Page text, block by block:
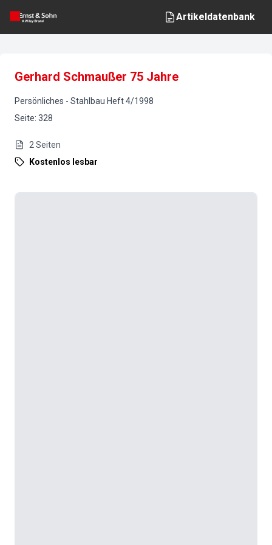
Artikeldatenbank
Gerhard Schmaußer 75 Jahre
Persönliches - Stahlbau Heft4/1998
Seite: 328
2 Seiten
Kostenlos lesbar